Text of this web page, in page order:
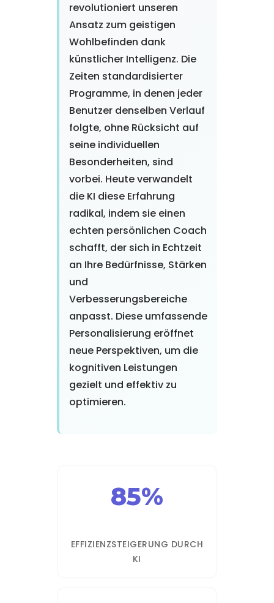
revolutioniert unseren
Ansatz zum geistigen
Wohlbefinden dank
künstlicher Intelligenz. Die
Zeiten standardisierter
Programme, in denen jeder
Benutzer denselben Verlauf
folgte, ohne Rücksicht auf
seine individuellen
Besonderheiten, sind
vorbei. Heute verwandelt
die KI diese Erfahrung
radikal, indem sie einen
echten persönlichen Coach
schafft, der sich in Echtzeit
an Ihre Bedürfnisse, Stärken
und
Verbesserungsbereiche
anpasst. Diese umfassende
Personalisierung eröffnet
neue Perspektiven, um die
kognitiven Leistungen
gezielt und effektiv zu
optimieren.
85%
EFFIZIENZSTEIGERUNG DURCH
KI